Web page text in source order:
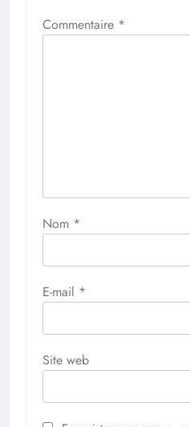
Commentaire *
Nom *
E-mail *
Site web